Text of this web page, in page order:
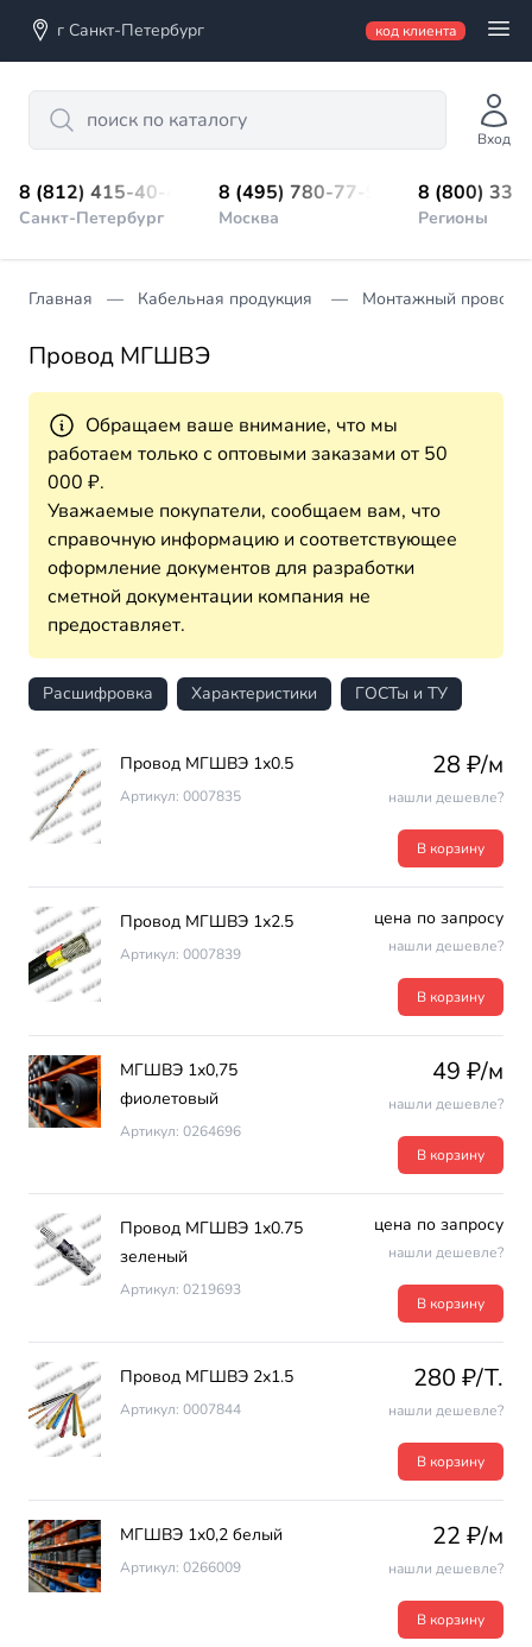
г Санкт-Петербург код клиента
Search
Вход
8 (812) 415-40-45
Санкт-Петербург
8 (495) 780-77-98
Москва
8 (800)
Регионы
Главная Кабельная продукция Монтажный провод
Провод МГШВЭ
Обращаем ваше внимание, что мы
работаем только с оптовыми заказами от 50
000 ₽.
Уважаемые покупатели, сообщаем вам, что
справочную информацию и соответствующее
оформление документов для разработки
сметной документации компания не
предоставляет.
Расшифровка Характеристики ГОСТы и ТУ
Провод МГШВЭ 1х0.5
Артикул: 0007835
28 ₽/м
нашли дешевле?
В корзину
Провод МГШВЭ 1х2.5
Артикул: 0007839
цена по запросу
нашли дешевле?
В корзину
МГШВЭ 1х0,75
фиолетовый
Артикул: 0264696
49 ₽/м
нашли дешевле?
В корзину
Провод МГШВЭ 1х0.75
зеленый
Артикул: 0219693
цена по запросу
нашли дешевле?
В корзину
Провод МГШВЭ 2х1.5
Артикул: 0007844
280 ₽/T.
нашли дешевле?
В корзину
МГШВЭ 1x0,2 белый
Артикул: 0266009
22 ₽/м
нашли дешевле?
В корзину